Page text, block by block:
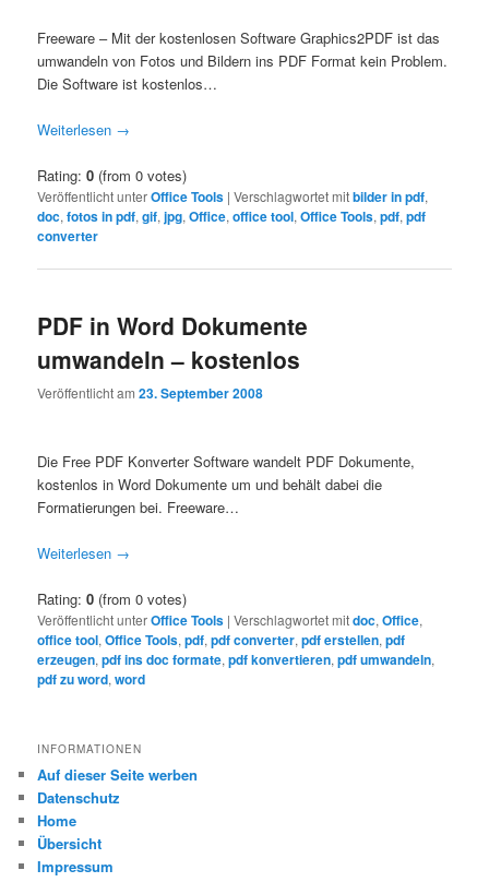
Freeware – Mit der kostenlosen Software Graphics2PDF ist das
umwandeln von Fotos und Bildern ins PDF Format kein Problem.
Die Software ist kostenlos…
Weiterlesen →
Rating:0 (from 0 votes)
Veröffentlicht unterOffice Tools |Verschlagwortet mitbilder in pdf,
doc,fotos in pdf,gif,jpg,Office,office tool,Office Tools,pdf,pdf
converter
PDF in Word Dokumente
umwandeln – kostenlos
Veröffentlicht am23. September 2008
Die Free PDF Konverter Software wandelt PDF Dokumente,
kostenlos in Word Dokumente um und behält dabei die
Formatierungen bei. Freeware…
Weiterlesen →
Rating:0 (from 0 votes)
Veröffentlicht unterOffice Tools |Verschlagwortet mitdoc,Office,
office tool,Office Tools,pdf,pdf converter,pdf erstellen,pdf
erzeugen,pdf ins doc formate,pdf konvertieren,pdf umwandeln,
pdf zu word,word
INFORMATIONEN
Auf dieser Seite werben
Datenschutz
Home
Übersicht
Impressum